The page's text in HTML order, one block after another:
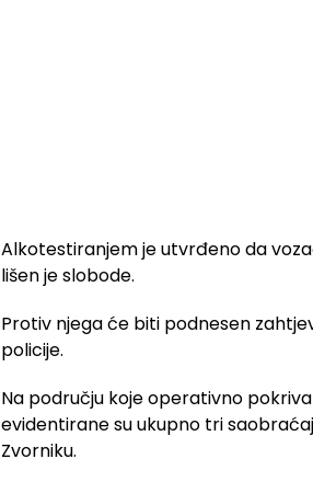
Alkotestiranjem je utvrđeno da
lišen je slobode.
Protiv njega će biti podnesen
policije.
Na području koje operativno
evidentirane su ukupno tri
Zvorniku.